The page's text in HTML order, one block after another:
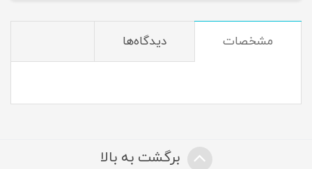
مشخصات دیدگاه‌ها
برگشت به بالا